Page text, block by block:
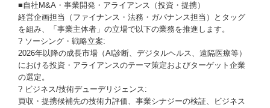
■自社M&A・事業開発・アライアンス（投資・提携）
経営企画担当（ファイナンス・法務・ガバナンス担当）とタッグ
を組み、「事業主体者」の立場で以下の業務を推進します。
? ソーシング・戦略立案:
2026年以降の成長市場（AI診断、デジタルヘルス、遠隔医療等）
における投資・アライアンスのテーマ策定およびターゲット企業
の選定。
? ビジネス/技術デューデリジェンス:
買収・提携候補先の技術力評価、事業シナジーの検証、ビジネス